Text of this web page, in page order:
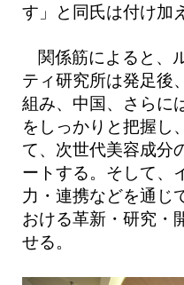
す」と同氏は付け加
関係筋によると、
ティ研究所は発足後
組み、中国、さらに
をしっかりと把握し
て、次世代美容成分
ートする。そして、
力・連携などを通じ
おける革新・研究・
せる。